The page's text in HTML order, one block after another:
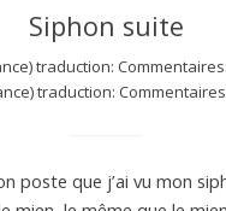
Siphon suite
traduction: Commentaires:
traduction:
poste que j’ai vu mon